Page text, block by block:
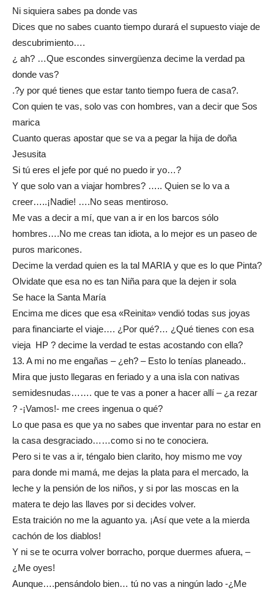
Ni siquiera sabes pa donde vas
Dices que no sabes cuanto tiempo durará el supuesto viaje de
descubrimiento….
¿ ah? …Que escondes sinvergüenza decime la verdad pa
donde vas?
.?y por qué tienes que estar tanto tiempo fuera de casa?.
Con quien te vas, solo vas con hombres, van a decir que Sos
marica
Cuanto queras apostar que se va a pegar la hija de doña
Jesusita
Si tú eres el jefe por qué no puedo ir yo…?
Y que solo van a viajar hombres? ….. Quien se lo va a
creer…..¡Nadie! ….No seas mentiroso.
Me vas a decir a mí, que van a ir en los barcos sólo
hombres….No me creas tan idiota, a lo mejor es un paseo de
puros maricones.
Decime la verdad quien es la tal MARIA y que es lo que Pinta?
Olvidate que esa no es tan Niña para que la dejen ir sola
Se hace la Santa María
Encima me dices que esa «Reinita» vendió todas sus joyas
para financiarte el viaje…. ¿Por qué?… ¿Qué tienes con esa
vieja HP ? decime la verdad te estas acostando con ella?
13. A mi no me engañas – ¿eh? – Esto lo tenías planeado..
Mira que justo llegaras en feriado y a una isla con nativas
semidesnudas……. que te vas a poner a hacer allí – ¿a rezar
? -¡Vamos!- me crees ingenua o qué?
Lo que pasa es que ya no sabes que inventar para no estar en
la casa desgraciado……como si no te conociera.
Pero si te vas a ir, téngalo bien clarito, hoy mismo me voy
para donde mi mamá, me dejas la plata para el mercado, la
leche y la pensión de los niños, y si por las moscas en la
matera te dejo las llaves por si decides volver.
Esta traición no me la aguanto ya. ¡Así que vete a la mierda
cachón de los diablos!
Y ni se te ocurra volver borracho, porque duermes afuera, –
¿Me oyes!
Aunque….pensándolo bien… tú no vas a ningún lado -¿Me